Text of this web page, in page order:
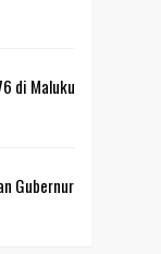
di Maluku
Gubernur